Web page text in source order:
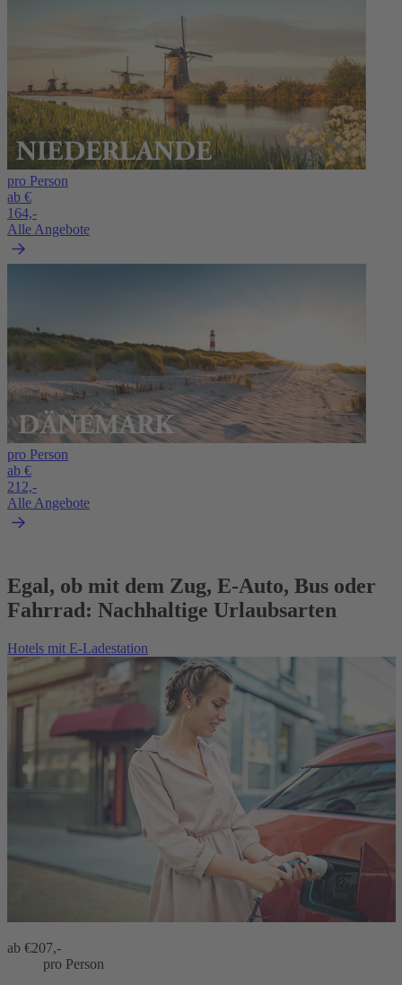
pro Person
ab €
164,-
Alle Angebote
pro Person
ab €
212,-
Alle Angebote
Egal, ob mit dem Zug, E-Auto, Bus oder
Fahrrad: Nachhaltige Urlaubsarten
Hotels mit E-Ladestation
ab €207,-
pro Person